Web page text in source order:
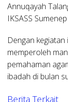
Annuqayah
IKSASS
Dengan
memperoleh
pemahaman
ibadah di bulan
Berita Terkait